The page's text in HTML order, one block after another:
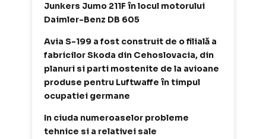
Junkers Jumo 211F în locul motorului
Daimler-Benz DB 605
Avia S-199 a fost construit de o filială a
fabricilor Skoda din Cehoslovacia, din
planuri si parti mostenite de la avioane
produse pentru Luftwaffe în timpul
ocupatiei germane
In ciuda numeroaselor probleme
tehnice si a relativei sale